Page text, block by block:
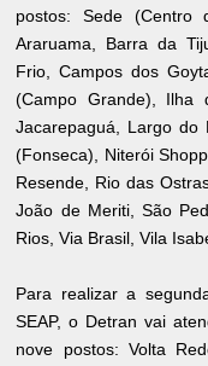
postos: Sede (Centro
Araruama, Barra da
Frio, Campos dos
(Campo Grande), Ilha
Jacarepaguá, Largo do
(Fonseca), Niterói
Resende, Rio das
João de Meriti, São
Rios, Via Brasil, Vila
Para realizar a
SEAP, o Detran vai
nove postos: Volta